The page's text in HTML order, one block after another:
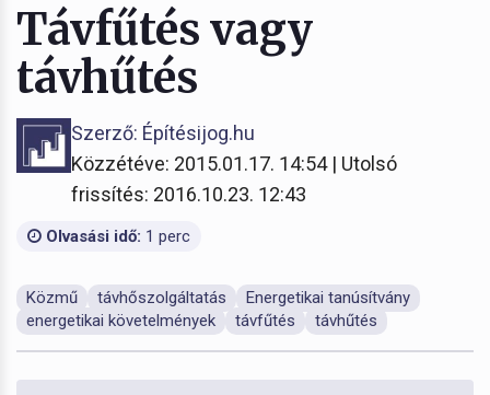
Távfűtés vagy
távhűtés
Szerző: Építésijog.hu
Közzétéve: 2015.01.17. 14:54 | Utolsó
frissítés: 2016.10.23. 12:43
Olvasási idő: 1 perc
Közmű távhőszolgáltatás
Energetikai tanúsítvány
energetikai követelmények
távfűtés távhűtés